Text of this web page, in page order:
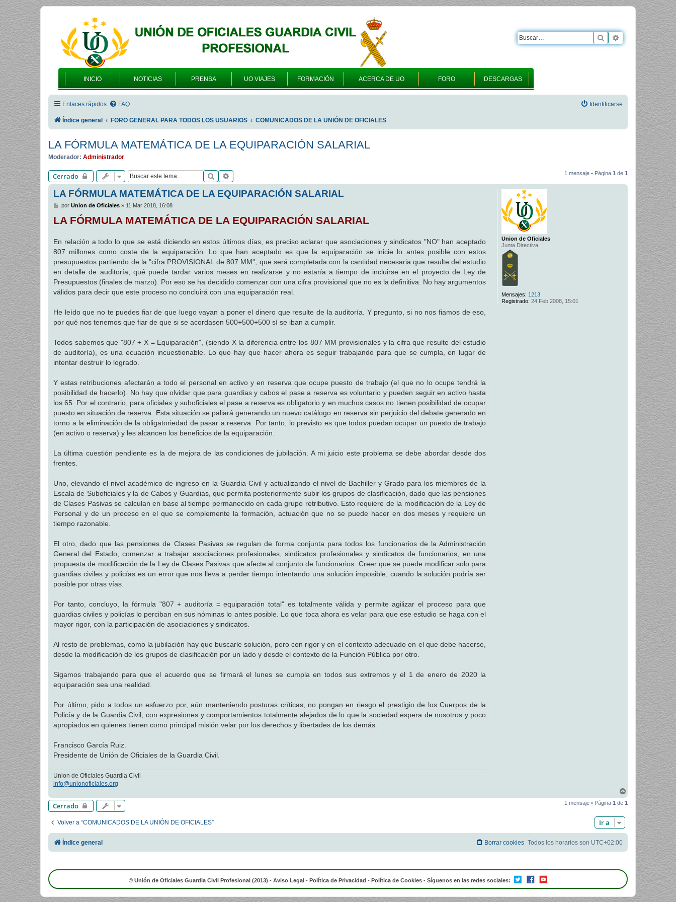
INICIO NOTICIAS PRENSA UO VIAJES FORMACIÓN ACERCA DE UO FORO DESCARGAS
Buscar Búsqueda
Enlaces rápidos FAQ Identificarse
Índice general FORO GENERAL PARA TODOS LOS USUARIOS COMUNICADOS DE LA UNIÓN DE OFICIALES
LA FÓRMULA MATEMÁTICA DE LA EQUIPARACIÓN SALARIAL
Moderador: Administrador
Cerrado Buscar 1 mensaje • Página 1 de 1
Union de Oficiales
Junta Directiva
Mensajes: 1213
Registrado: 24 Feb 2008, 15:01
LA FÓRMULA MATEMÁTICA DE LA EQUIPARACIÓN SALARIAL
M
n
s
e
por Union de Oficiales» 11 Mar 2018, 16:08
LA FÓRMULA MATEMÁTICA DE LA EQUIPARACIÓN SALARIAL
En relación a todo lo que se está diciendo en estos últimos días, es preciso aclarar que asociaciones y sindicatos "NO" han aceptado
807 millones como coste de la equiparación. Lo que han aceptado es que la equiparación se inicie lo antes posible con estos
presupuestos partiendo de la "cifra PROVISIONAL de 807 MM", que será completada con la cantidad necesaria que resulte del estudio
en detalle de auditoría, qué puede tardar varios meses en realizarse y no estaría a tiempo de incluirse en el proyecto de Ley de
Presupuestos (finales de marzo). Por eso se ha decidido comenzar con una cifra provisional que no es la definitiva. No hay argumentos
válidos para decir que este proceso no concluirá con una equiparación real.
He leído que no te puedes fiar de que luego vayan a poner el dinero que resulte de la auditoría. Y pregunto, si no nos fiamos de eso,
por qué nos tenemos que fiar de que si se acordasen 500+500+500 sí se iban a cumplir.
Todos sabemos que "807 + X = Equiparación", (siendo X la diferencia entre los 807 MM provisionales y la cifra que resulte del estudio
de auditoría), es una ecuación incuestionable. Lo que hay que hacer ahora es seguir trabajando para que se cumpla, en lugar de
intentar destruir lo logrado.
Y estas retribuciones afectarán a todo el personal en activo y en reserva que ocupe puesto de trabajo (el que no lo ocupe tendrá la
posibilidad de hacerlo). No hay que olvidar que para guardias y cabos el pase a reserva es voluntario y pueden seguir en activo hasta
los 65. Por el contrario, para oficiales y suboficiales el pase a reserva es obligatorio y en muchos casos no tienen posibilidad de ocupar
puesto en situación de reserva. Esta situación se paliará generando un nuevo catálogo en reserva sin perjuicio del debate generado en
torno a la eliminación de la obligatoriedad de pasar a reserva. Por tanto, lo previsto es que todos puedan ocupar un puesto de trabajo
(en activo o reserva) y les alcancen los beneficios de la equiparación.
La última cuestión pendiente es la de mejora de las condiciones de jubilación. A mi juicio este problema se debe abordar desde dos
frentes.
Uno, elevando el nivel académico de ingreso en la Guardia Civil y actualizando el nivel de Bachiller y Grado para los miembros de la
Escala de Suboficiales y la de Cabos y Guardias, que permita posteriormente subir los grupos de clasificación, dado que las pensiones
de Clases Pasivas se calculan en base al tiempo permanecido en cada grupo retributivo. Esto requiere de la modificación de la Ley de
Personal y de un proceso en el que se complemente la formación, actuación que no se puede hacer en dos meses y requiere un
tiempo razonable.
El otro, dado que las pensiones de Clases Pasivas se regulan de forma conjunta para todos los funcionarios de la Administración
General del Estado, comenzar a trabajar asociaciones profesionales, sindicatos profesionales y sindicatos de funcionarios, en una
propuesta de modificación de la Ley de Clases Pasivas que afecte al conjunto de funcionarios. Creer que se puede modificar solo para
guardias civiles y policías es un error que nos lleva a perder tiempo intentando una solución imposible, cuando la solución podría ser
posible por otras vías.
Por tanto, concluyo, la fórmula "807 + auditoría = equiparación total" es totalmente válida y permite agilizar el proceso para que
guardias civiles y policías lo perciban en sus nóminas lo antes posible. Lo que toca ahora es velar para que ese estudio se haga con el
mayor rigor, con la participación de asociaciones y sindicatos.
Al resto de problemas, como la jubilación hay que buscarle solución, pero con rigor y en el contexto adecuado en el que debe hacerse,
desde la modificación de los grupos de clasificación por un lado y desde el contexto de la Función Pública por otro.
Sigamos trabajando para que el acuerdo que se firmará el lunes se cumpla en todos sus extremos y el 1 de enero de 2020 la
equiparación sea una realidad.
Por último, pido a todos un esfuerzo por, aún manteniendo posturas críticas, no pongan en riesgo el prestigio de los Cuerpos de la
Policía y de la Guardia Civil, con expresiones y comportamientos totalmente alejados de lo que la sociedad espera de nosotros y poco
apropiados en quienes tienen como principal misión velar por los derechos y libertades de los demás.
Francisco García Ruiz.
Presidente de Unión de Oficiales de la Guardia Civil.
Union de Oficiales Guardia Civil
info@unionoficiales.org
r
r
Cerrado 1 mensaje • Página 1 de 1
Volver a “COMUNICADOS DE LA UNIÓN DE OFICIALES” Ir a
Índice general Todos los horarios son UTC+02:00
Borrar cookies
© Unión de Oficiales Guardia Civil Profesional (2013) - Aviso Legal - Política de Privacidad - Política de Cookies - Síguenos en las redes sociales: